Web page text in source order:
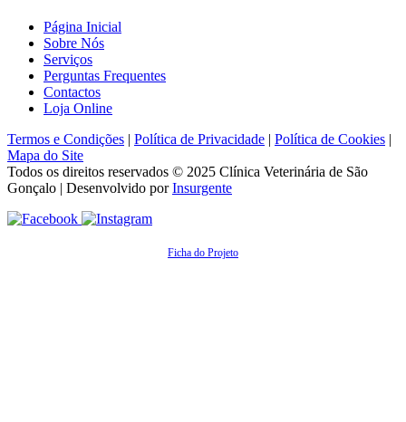
Página Inicial
Sobre Nós
Serviços
Perguntas Frequentes
Contactos
Loja Online
Termos e Condições | Política de Privacidade | Política de Cookies |
Mapa do Site
Todos os direitos reservados © 2025 Clínica Veterinária de São
Gonçalo | Desenvolvido porInsurgente
Ficha do Projeto